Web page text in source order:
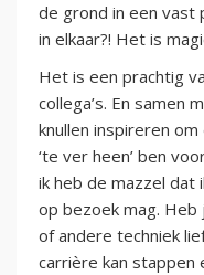
de grond in een vast
in elkaar?! Het is
Het is een prachtig
collega’s. En samen
knullen inspireren
‘te ver heen’ ben
ik heb de mazzel dat
op bezoek mag.
of andere techniek
carrière kan stappen